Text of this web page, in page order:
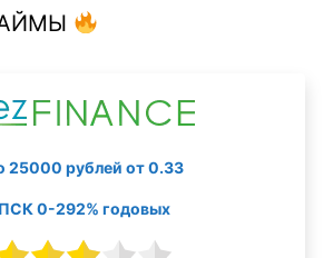
25000 рублей от 0.33
ПСК 0-292% годовых